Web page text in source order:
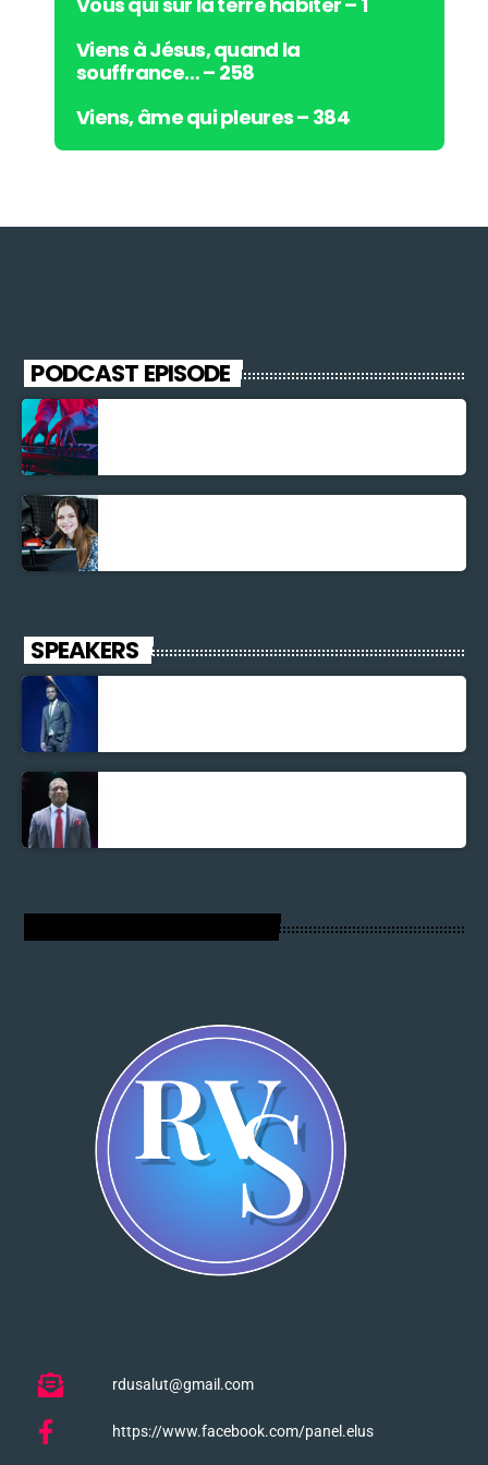
Viens à Jésus, quand la
souffrance… – 258
Viens, âme qui pleures – 384
PODCAST EPISODE
SPEAKERS
rdusalut@gmail.com
https://www.facebook.com/panel.elus